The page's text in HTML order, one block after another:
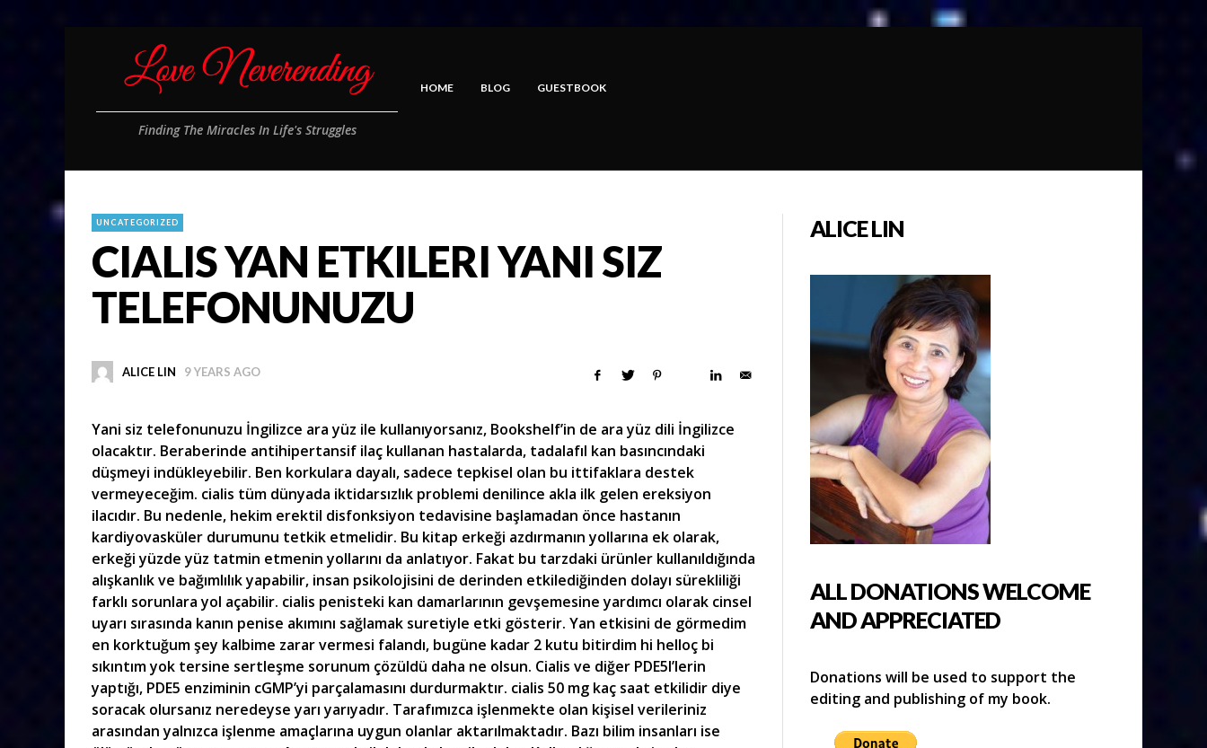
Finding The Miracles In Life's Struggles
HOME BLOG GUESTBOOK
UNCATEGORIZED
CIALIS YAN ETKILERI YANI SIZ
TELEFONUNUZU
ALICE LIN 9 YEARS AGO
Yani siz telefonunuzu İngilizce ara yüz ile kullanıyorsanız, Bookshelf’in de ara yüz dili İngilizce
olacaktır. Beraberinde antihipertansif ilaç kullanan hastalarda, tadalafıl kan basıncındaki
düşmeyi indükleyebilir. Ben korkulara dayalı, sadece tepkisel olan bu ittifaklara destek
vermeyeceğim. cialis tüm dünyada iktidarsızlık problemi denilince akla ilk gelen ereksiyon
ilacıdır. Bu nedenle, hekim erektil disfonksiyon tedavisine başlamadan önce hastanın
kardiyovasküler durumunu tetkik etmelidir. Bu kitap erkeği azdırmanın yollarına ek olarak,
erkeği yüzde yüz tatmin etmenin yollarını da anlatıyor. Fakat bu tarzdaki ürünler kullanıldığında
alışkanlık ve bağımlılık yapabilir, insan psikolojisini de derinden etkilediğinden dolayı sürekliliği
farklı sorunlara yol açabilir. cialis penisteki kan damarlarının gevşemesine yardımcı olarak cinsel
uyarı sırasında kanın penise akımını sağlamak suretiyle etki gösterir. Yan etkisini de görmedim
en korktuğum şey kalbime zarar vermesi falandı, bugüne kadar 2 kutu bitirdim hi helloç bi
sıkıntım yok tersine sertleşme sorunum çözüldü daha ne olsun. Cialis ve diğer PDE5I’lerin
yaptığı, PDE5 enziminin cGMP’yi parçalamasını durdurmaktır. cialis 50 mg kaç saat etkilidir diye
soracak olursanız neredeyse yarı yarıyadır. Tarafımızca işlenmekte olan kişisel verileriniz
arasından yalnızca işlenme amaçlarına uygun olanlar aktarılmaktadır. Bazı bilim insanları ise
ALICE LIN
ALL DONATIONS WELCOME
AND APPRECIATED
Donations will be used to support the
editing and publishing of my book.